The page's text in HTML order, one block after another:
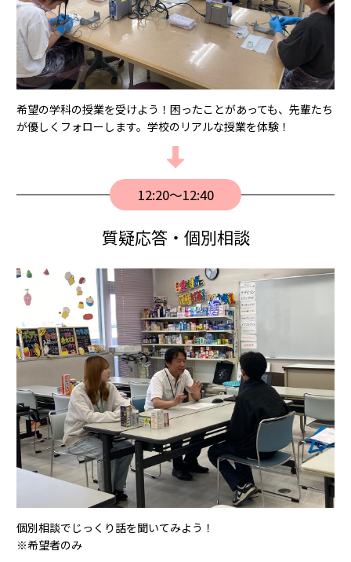
希望の学科の授業を受けよう！困ったことがあっても、先輩たち
が優しくフォローします。学校のリアルな授業を体験！
12:20〜12:40
質疑応答・個別相談
個別相談でじっくり話を聞いてみよう！
※希望者のみ